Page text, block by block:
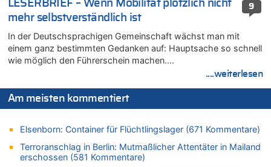
06.08.2026 - 12:26 von Guido Scholzen zu
Zweite Hitzewelle in diesem Sommer ist jetzt amtlich
06.08.2026 - 12:17 von Sparwasser zu
Zweite Hitzewelle in diesem Sommer ist jetzt amtlich
06.08.2026 - 12:13 von Dax zu
Zweite Hitzewelle in diesem Sommer ist jetzt amtlich
06.08.2026 - 12:13 von Heinz F. zu
Mehrere Menschen in Londons City niedergestochen
Zweite Hitzewelle in diesem Sommer ist jetzt amtlich
06.08.2026 - 12:08 von Medium zu
Frau hörte Stimmen aus Haus des verstorbenen Nachbarn
9
LESERBRIEF – Wenn Mobilität plötzlich nicht
mehr selbstverständlich ist
In der Deutschsprachigen Gemeinschaft wächst man mit
einem ganz bestimmten Gedanken auf: Hauptsache so schnell
wie möglich den Führerschein machen….
....weiterlesen
Am meisten kommentiert
Elsenborn: Container für Flüchtlingslager (671 Kommentare)
Terroranschlag in Berlin: Mutmaßlicher Attentäter in Mailand
erschossen (581 Kommentare)